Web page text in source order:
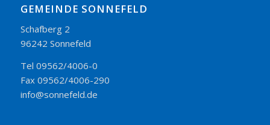
GEMEINDE SONNEFELD
Schafberg 2
96242 Sonnefeld
Tel 09562/4006-0
Fax 09562/4006-290
info@sonnefeld.de